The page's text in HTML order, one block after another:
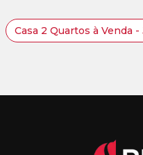
Casa 2 Quartos à Venda